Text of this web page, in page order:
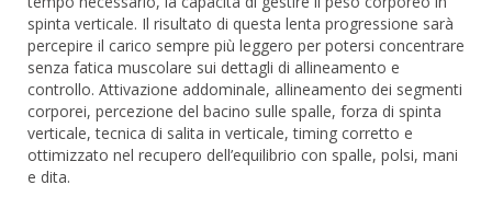
spinta verticale. Il risultato di questa lenta progressione sarà
percepire il carico sempre più leggero per potersi concentrare
senza fatica muscolare sui dettagli di allineamento e
controllo. Attivazione addominale, allineamento dei segmenti
corporei, percezione del bacino sulle spalle, forza di spinta
verticale, tecnica di salita in verticale, timing corretto e
ottimizzato nel recupero dell’equilibrio con spalle, polsi, mani
e dita.